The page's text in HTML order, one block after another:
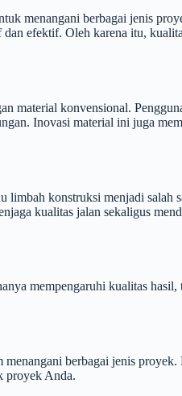
menangani berbagai jenis
efektif. Oleh karena itu,
material konvensional.
Inovasi material ini juga
limbah konstruksi menjadi salah
kualitas jalan sekaligus
mempengaruhi kualitas
berbagai jenis proyek.
proyek Anda.